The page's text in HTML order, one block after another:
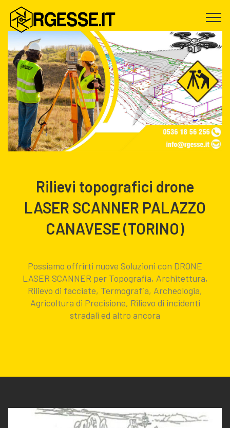
Rilievi topografici drone
LASER SCANNER PALAZZO
CANAVESE (TORINO)
Possiamo offrirti nuove Soluzioni con DRONE
LASER SCANNER per Topografia, Architettura,
Rilievo di facciate, Termografia, Archeologia,
Agricoltura di Precisione, Rilievo di incidenti
stradali ed altro ancora